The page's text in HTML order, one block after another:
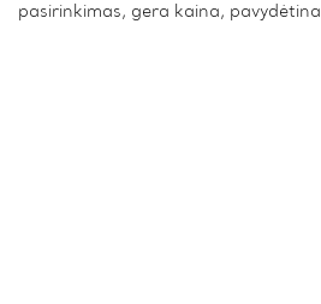
pasirinkimas, gera kaina,